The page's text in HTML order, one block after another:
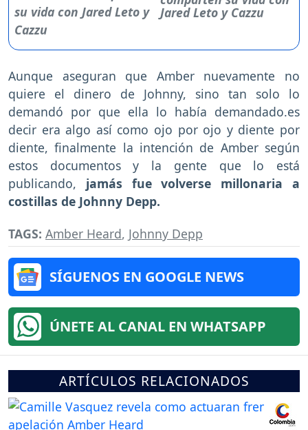
Jared Leto y Cazzu
Aunque aseguran que Amber nuevamente no
quiere el dinero de Johnny, sino tan solo lo
demandó por que ella lo había demandado.es
decir era algo así como ojo por ojo y diente por
diente, finalmente la intención de Amber según
estos documentos y la gente que lo está
publicando, jamás fue volverse millonaria a
costillas de Johnny Depp.
TAGS: Amber Heard, Johnny Depp
SÍGUENOS EN GOOGLE NEWS
ÚNETE AL CANAL EN WHATSAPP
ARTÍCULOS RELACIONADOS